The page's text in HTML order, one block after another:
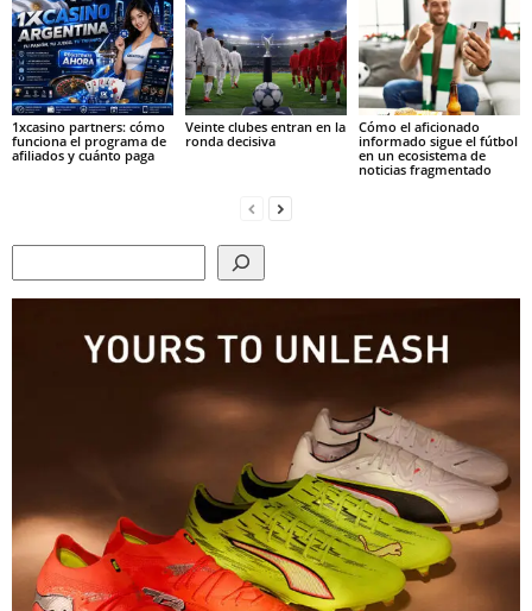
1xcasino partners: cómo
funciona el programa de
afiliados y cuánto paga
Veinte clubes entran en la
ronda decisiva
Cómo el aficionado
informado sigue el fútbol
en un ecosistema de
noticias fragmentado